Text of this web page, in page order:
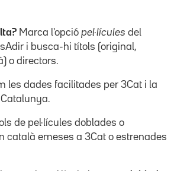
Marca l'opció pel·lícules del
i busca-hi títols (original,
o directors.
les dades facilitades per 3Cat i la
de pel·lícules doblades o
català emeses a 3Cat o estrenades